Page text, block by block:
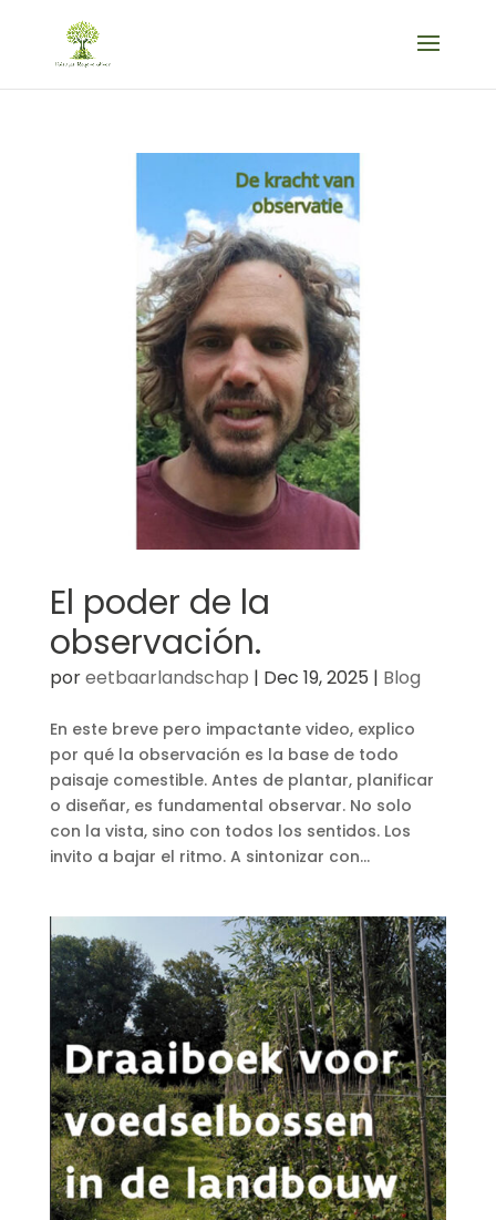
El poder de la
observación.
poreetbaarlandschap | Dec 19, 2025 | Blog
En este breve pero impactante video, explico
por qué la observación es la base de todo
paisaje comestible. Antes de plantar, planificar
o diseñar, es fundamental observar. No solo
con la vista, sino con todos los sentidos. Los
invito a bajar el ritmo. A sintonizar con...